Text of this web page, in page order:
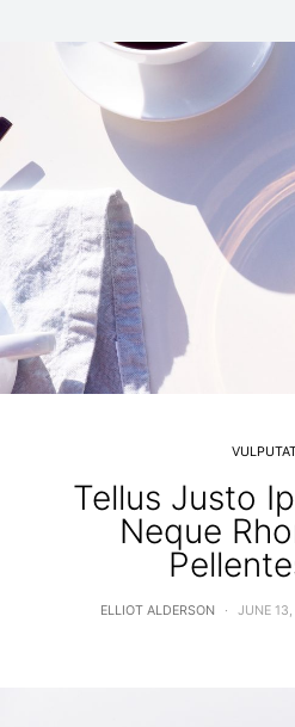
Tellus Justo
Neque
ELLIOT ALDERSON JUNE